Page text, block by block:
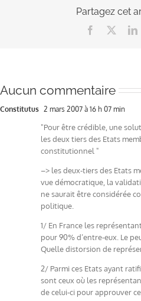
Partagez cet
Facebook
Aucun commentaire
Constitutus 2 mars 2007 à 16 h 07 min
"Pour être crédible, une
les deux tiers des Etats
constitutionnel "
–> les deux-tiers des Etats
vue démocratique, la
ne saurait être considérée
politique.
1/ En France les
pour 90% d’entre-eux. Le
Quelle distorsion de
2/ Parmi ces Etats ayant
sont ceux où les
de celui-ci pour approuver